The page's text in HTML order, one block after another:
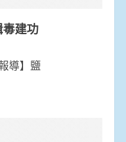
建功
導】鹽